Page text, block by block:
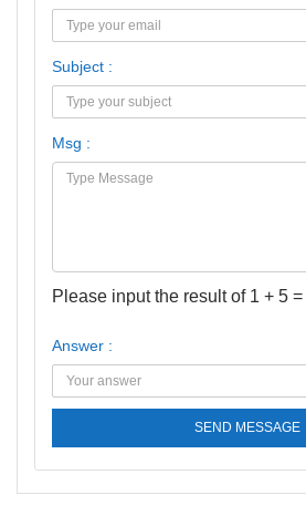
Subject :
Msg :
Please input the result of 1 + 5 =
Answer :
SEND MESSAGE